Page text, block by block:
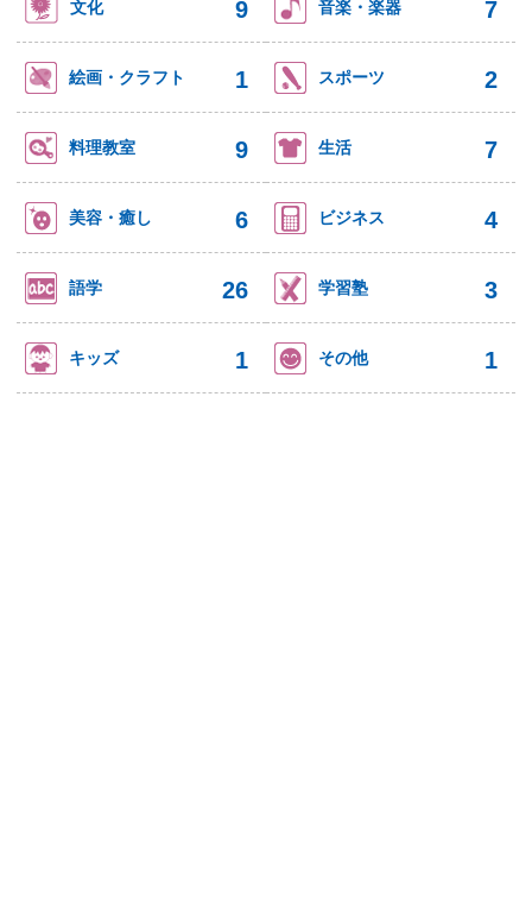
文化 9 音楽・楽器 7
絵画・クラフト 1 スポーツ 2
料理教室 9 生活 7
美容・癒し 6 ビジネス 4
語学 26 学習塾 3
キッズ 1 その他 1